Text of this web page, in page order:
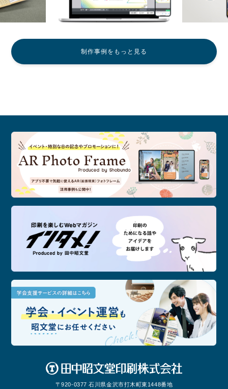
制作事例をもっと見る
〒920-0377 石川県金沢市打木町東1448番地